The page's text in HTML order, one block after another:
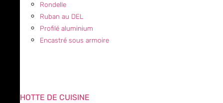
Rondelle
Ruban au DEL
Profilé aluminium
Encastré sous armoire
HOTTE DE CUISINE